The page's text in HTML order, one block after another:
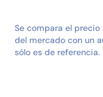
Se compara el
del mercado con un
sólo es de referencia.